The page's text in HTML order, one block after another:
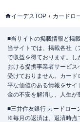
イーデスTOP カードロ
■当サイトの掲載情報と掲
当サイトでは、掲載各社
で収益を得ております。
おける提携事業者サービ
受けておりません。カー
平な価値のある情報をサ
金の不安を解消し、人生が
■三井住友銀行 カードロー
※毎月の返済は、返済時点